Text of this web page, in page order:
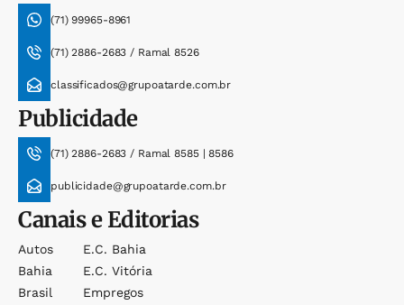
(71) 99965-8961
(71) 2886-2683 / Ramal 8526
classificados@grupoatarde.com.br
Publicidade
(71) 2886-2683 / Ramal 8585 | 8586
publicidade@grupoatarde.com.br
Canais e Editorias
Autos
Bahia
Brasil
E.c. Bahia
E.c. Vitória
Empregos